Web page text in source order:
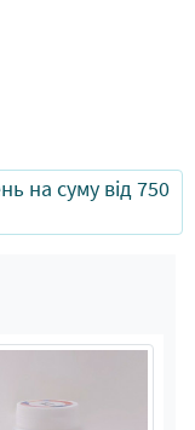
на суму від 750